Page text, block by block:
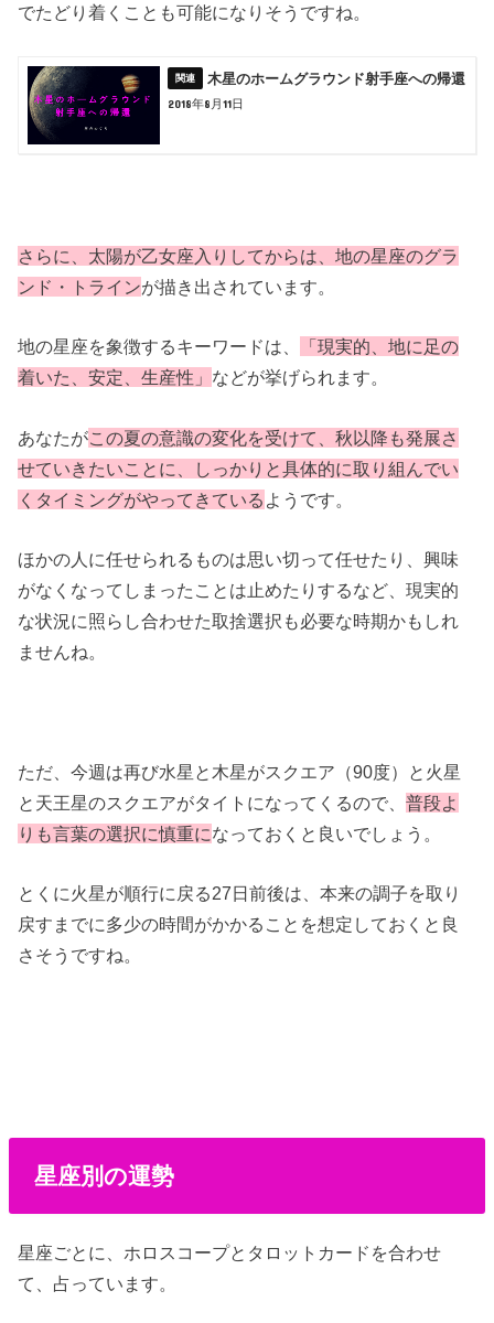
でたどり着くことも可能になりそうですね。
木星のホームグラウンド射手座への帰還
2018年8月11日
さらに、太陽が乙女座入りしてからは、地の星座のグラ
ンド・トラインが描き出されています。
地の星座を象徴するキーワードは、
「現実的、地に足の
着いた、安定、生産性」 などが挙げられます。
あなたがこの夏の意識の変化を受けて、秋以降も発展さ
せていきたいことに、しっかりと具体的に取り組んでい
くタイミングがやってきている ようです。
ほかの人に任せられるものは思い切って任せたり、興味
がなくなってしまったことは止めたりするなど、現実的
な状況に照らし合わせた取捨選択も必要な時期かもしれ
ませんね。
ただ、今週は再び水星と木星がスクエア（90度）と火星
と天王星のスクエアがタイトになってくるので、普段よ
りも言葉の選択に慎重になっておくと良いでしょう。
とくに火星が順行に戻る27日前後は、本来の調子を取り
戻すまでに多少の時間がかかることを想定しておくと良
さそうですね。
星座別の運勢
星座ごとに、ホロスコープとタロットカードを合わせ
て、占っています。